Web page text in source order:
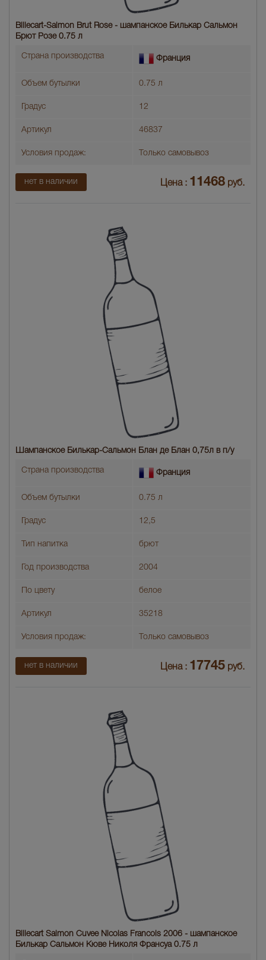
Billecart-Salmon Brut Rose - шампанское Билькар Сальмон
Брют Розе 0.75 л
Страна производства Франция
Объем бутылки 0.75 л
Градус 12
Артикул 46837
Условия продаж: Только самовывоз
нет в наличии Цена : 11468 руб.
Шампанское Билькар-Сальмон Блан де Блан 0,75л в п/у
Страна производства Франция
Объем бутылки 0.75 л
Градус 12,5
Тип напитка брют
Год производства 2004
По цвету белое
Артикул 35218
Условия продаж: Только самовывоз
нет в наличии Цена : 17745 руб.
Billecart Salmon Cuvee Nicolas Francois 2006 - шампанское
Билькар Сальмон Кюве Николя Франсуа 0.75 л